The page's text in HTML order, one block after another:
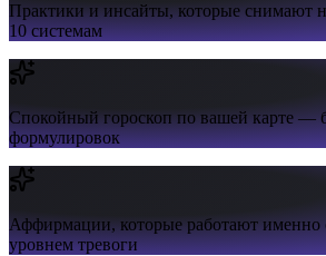
Практики и инсайты,которые снимают
10 системам
Спокойный гороскоппо вашей карте —
формулировок
Аффирмации,которые работают
уровнем тревоги